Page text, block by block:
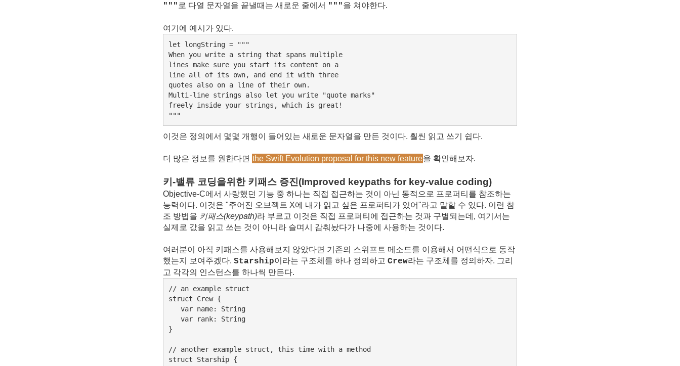
""" 로 다열 문자열을 끝낼때는 새로운 줄에서 """을 쳐야한다.
여기에 예시가 있다.
let longString = """
When you write a string that spans multiple
lines make sure you start its content on a
line all of its own, and end it with three
quotes also on a line of their own.
Multi-line strings also let you write "quote marks"
freely inside your strings, which is great!
"""
이것은 정의에서 몇몇 개행이 들어있는 새로운 문자열을 만든 것이다. 훨씬 읽고 쓰기 쉽다.
더 많은 정보를 원한다면 the Swift Evolution proposal for this new feature을 확인해보자.
키-밸류 코딩을위한 키패스 증진(Improved keypaths for key-value coding)
Objective-C에서 사랑했던 기능 중 하나는 직접 접근하는 것이 아닌 동적으로 프로퍼티를 참조하는
능력이다. 이것은 "주어진 오브젝트 X에 내가 읽고 싶은 프로퍼티가 있어"라고 말할 수 있다. 이런 참
조 방법을 키패스(keypath)라 부르고 이것은 직접 프로퍼티에 접근하는 것과 구별되는데, 여기서는
실제로 값을 읽고 쓰는 것이 아니라 슬며시 감춰놨다가 나중에 사용하는 것이다.
여러분이 아직 키패스를 사용해보지 않았다면 기존의 스위프트 메소드를 이용해서 어떤식으로 동작
했는지 보여주겠다. Starship이라는 구조체를 하나 정의하고 Crew라는 구조체를 정의하자. 그리
고 각각의 인스턴스를 하나씩 만든다.
// an example struct
struct Crew {
var name: String
var rank: String
}
// another example struct, this time with a method
struct Starship {